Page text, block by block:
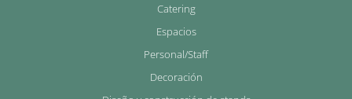
Catering
Espacios
Personal/Staff
Decoración